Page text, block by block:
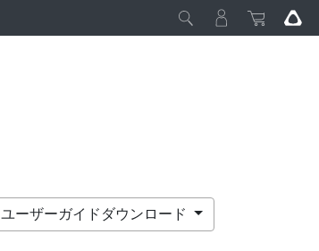
ユーザーガイドダウンロード